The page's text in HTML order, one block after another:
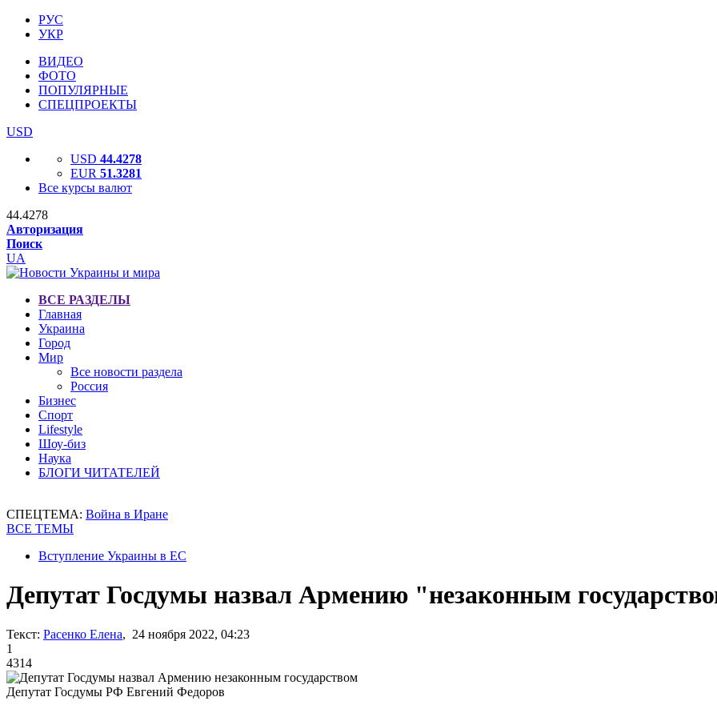
РУС
УКР
ВИДЕО
ФОТО
ПОПУЛЯРНЫЕ
СПЕЦПРОЕКТЫ
USD
USD 44.4278
EUR 51.3281
Все курсы валют
44.4278
Авторизация
Поиск
UA
ВСЕ РАЗДЕЛЫ
Главная
Украина
Город
Мир
Все новости раздела
Россия
Бизнес
Спорт
Lifestyle
Шоу-биз
Наука
БЛОГИ ЧИТАТЕЛЕЙ
СПЕЦТЕМА: Война в Иране
ВСЕ ТЕМЫ
Вступление Украины в ЕС
Депутат Госдумы назвал Армению "незаконным
Текст: Расенко Елена, 24 ноября 2022, 04:23
1
4314
Депутат Госдумы РФ Евгений Федоров